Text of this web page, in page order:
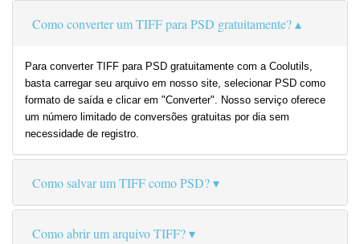
Como converter um TIFF para PSD gratuitamente?
Para converter TIFF para PSD gratuitamente com a Coolutils,
basta carregar seu arquivo em nosso site, selecionar PSD como
formato de saída e clicar em "Converter". Nosso serviço oferece
um número limitado de conversões gratuitas por dia sem
necessidade de registro.
Como salvar um TIFF como PSD?
Como abrir um arquivo TIFF?